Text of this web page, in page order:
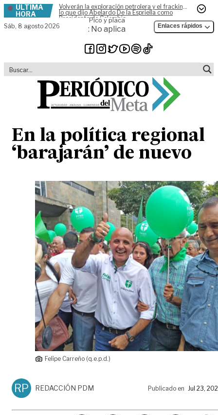
Skip to content
ÚLTIMA
HORA
Volverán la exploración petrolera y el fracking,
lo que dijo Abelardo De la Espriella como
Presidente de Colombia
Sáb, 8 agosto 2026
Pico y placa
: No aplica Enlaces rápidos
En la política regional
‘barajarán’ de nuevo
Felipe Carreño (q.e.p.d.)
RP REDACCIÓN PDM Publicado en Jul 23,